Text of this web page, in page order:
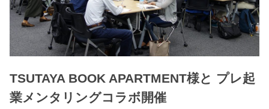
TSUTAYA BOOK APARTMENT様と プレ起
業メンタリングコラボ開催